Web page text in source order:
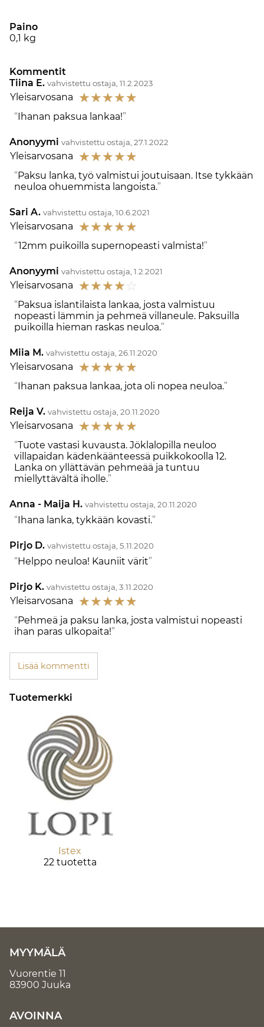
Paino
0,1 kg
Kommentit
Tiina E. vahvistettu ostaja, 11.2.2023
Yleisarvosana ☆☆☆☆☆
Ihanan paksua lankaa!
Anonyymi vahvistettu ostaja, 27.1.2022
Yleisarvosana ☆☆☆☆☆
Paksu lanka, työ valmistui joutuisaan. Itse tykkään
neuloa ohuemmista langoista.
Sari A. vahvistettu ostaja, 10.6.2021
Yleisarvosana ☆☆☆☆☆
12mm puikoilla supernopeasti valmista!
Anonyymi vahvistettu ostaja, 1.2.2021
Yleisarvosana ☆☆☆☆☆
Paksua islantilaista lankaa, josta valmistuu
nopeasti lämmin ja pehmeä villaneule. Paksuilla
puikoilla hieman raskas neuloa.
Miia M. vahvistettu ostaja, 26.11.2020
Yleisarvosana ☆☆☆☆☆
Ihanan paksua lankaa, jota oli nopea neuloa.
Reija V. vahvistettu ostaja, 20.11.2020
Yleisarvosana ☆☆☆☆☆
Tuote vastasi kuvausta. Jöklalopilla neuloo
villapaidan kädenkäänteessä puikkokoolla 12.
Lanka on yllättävän pehmeää ja tuntuu
miellyttävältä iholle.
Anna - Maija H. vahvistettu ostaja, 20.11.2020
Ihana lanka, tykkään kovasti.
Pirjo D. vahvistettu ostaja, 5.11.2020
Helppo neuloa! Kauniit värit
Pirjo K. vahvistettu ostaja, 3.11.2020
Yleisarvosana ☆☆☆☆☆
Pehmeä ja paksu lanka, josta valmistui nopeasti
ihan paras ulkopaita!
Lisää kommentti
Tuotemerkki
Istex
22 tuotetta
MYYMÄLÄ
Vuorentie 11
83900 Juuka
AVOINNA